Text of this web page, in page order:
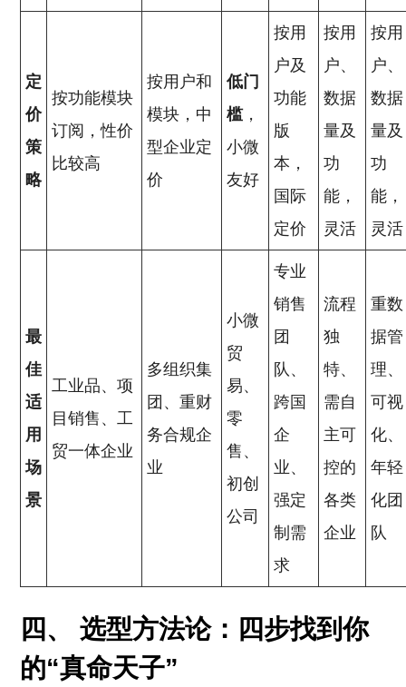
定
价
策
略
按功能模块
订阅，性价
比较高
按用户和
模块，中
型企业定
价
低门
槛，
小微
友好
按用
户及
功能
版
本，
国际
定价
按用
户、
数据
量及
功
能，
灵活
按用
户、
数据
量及
功
能，
灵活
最
佳
适
用
场
景
工业品、项
目销售、工
贸一体企业
多组织集
团、重财
务合规企
业
小微
贸
易、
零
售、
初创
公司
专业
销售
团
队、
跨国
企
业、
强定
制需
求
流程
独
特、
需自
主可
控的
各类
企业
重数
据管
理、
可视
化、
年轻
化团
队
四、 选型方法论：四步找到你
的“真命天子”